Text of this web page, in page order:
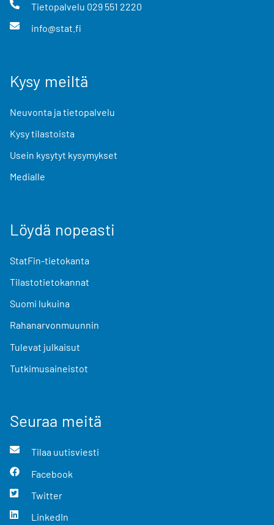
Tietopalvelu 029 551 2220
info@stat.fi
Kysy meiltä
Neuvonta ja tietopalvelu
Kysy tilastoista
Usein kysytyt kysymykset
Medialle
Löydä nopeasti
StatFin-tietokanta
Tilastotietokannat
Suomi lukuina
Rahanarvonmuunnin
Tulevat julkaisut
Tutkimusaineistot
Seuraa meitä
Tilaa uutisviesti
Facebook
Twitter
LinkedIn